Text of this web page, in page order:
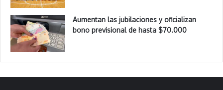
Aumentan las jubilaciones y oficializan
bono previsional de hasta $70.000